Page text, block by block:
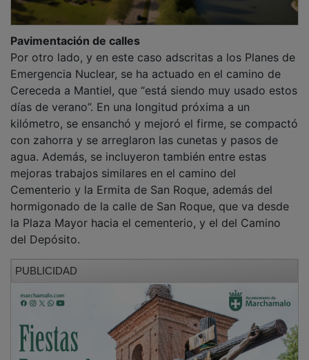
Por otro lado, y en este caso adscritas a los Planes de
Emergencia Nuclear, se ha actuado en el camino de
Cereceda a Mantiel, que “está siendo muy usado estos
días de verano”. En una longitud próxima a un
kilómetro, se ensanchó y mejoró el firme, se compactó
con zahorra y se arreglaron las cunetas y pasos de
agua. Además, se incluyeron también entre estas
mejoras trabajos similares en el camino del
Cementerio y la Ermita de San Roque, además del
hormigonado de la calle de San Roque, que va desde
la Plaza Mayor hacia el cementerio, y el del Camino
del Depósito.